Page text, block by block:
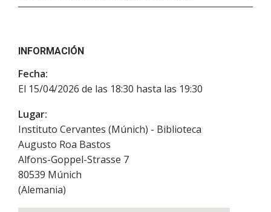
INFORMACIÓN
Fecha:
El 15/04/2026 de las 18:30 hasta las 19:30
Lugar:
Instituto Cervantes (Múnich) - Biblioteca
Augusto Roa Bastos
Alfons-Goppel-Strasse 7
80539 Múnich
(Alemania)